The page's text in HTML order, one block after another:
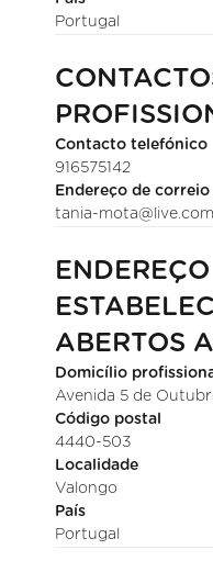
Portugal
Contacto telefónico
916575142
Endereço de
tania-
ABERTOS
Domicílio
Avenida 5 de
Código postal
4440-503
Localidade
Valongo
País
Portugal